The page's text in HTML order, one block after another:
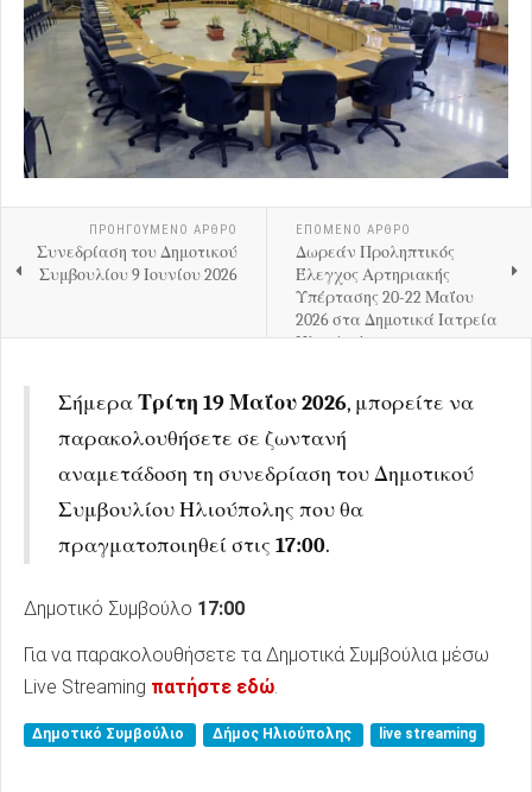
ΠΡΟΗΓΟΎΜΕΝΟ ΑΡΘΡΟ
Συνεδρίαση του Δημοτικού
Συμβουλίου 9 Ιουνίου 2026
ΕΠΟΜΕΝΟ ΑΡΘΡΟ
Δωρεάν Προληπτικός
Έλεγχος Αρτηριακής
Υπέρτασης 20-22 Μαΐου
2026 στα Δημοτικά Ιατρεία
Ηλιούπολης
ΣήμεραΤρίτη 19 Μαΐου 2026, μπορείτε να
παρακολουθήσετε σε ζωντανή
αναμετάδοση τη συνεδρίαση του Δημοτικού
Συμβουλίου Ηλιούπολης που θα
πραγματοποιηθεί στις 17:00.
Δημοτικό Συμβούλο 17:00
Για να παρακολουθήσετε τα Δημοτικά Συμβούλια μέσω
Live Streaming πατήστε εδώ
Δημοτικό Συμβούλιο Δήμος Ηλιούπολης live streaming